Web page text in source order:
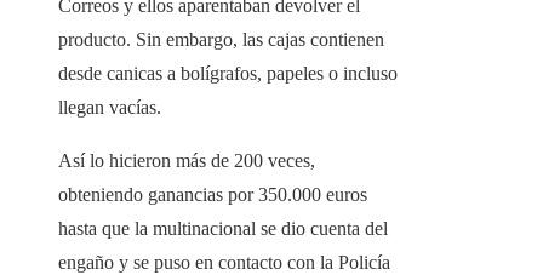
Correos y ellos aparentaban devolver el
producto. Sin embargo, las cajas contienen
desde canicas a bolígrafos, papeles o incluso
llegan vacías.
Así lo hicieron más de 200 veces,
obteniendo ganancias por 350.000 euros
hasta que la multinacional se dio cuenta del
engaño y se puso en contacto con la Policía